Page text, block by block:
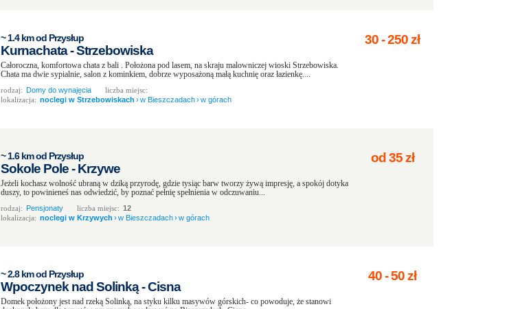
~ 1.4 km od Przysłup
Kurnachata - Strzebowiska
Całoroczna, komfortowa chata z bali . Położona pod lasem, na skraju malowniczej wioski Strzebowiska.
Chata ma dwie sypialnie, salon z kominkiem, dobrze wyposażoną małą kuchnię oraz łazienkę....
rodzaj: Domy do wynajęcia
liczba miejsc:
lokalizacja: noclegi w Strzebowiskach ›w Bieszczadach›w górach
30-250zł
~ 1.6 km od Przysłup
Sokole Pole - Krzywe
Jeżeli kochasz wolność ubraną w dziką przyrodę, gdzie tysiąc barw tworzy żywą impresję, a spokój dotyka
duszy, to powinieneś nas odwiedzić, by poznać pełnię spełnienia w odczuwaniu...
rodzaj: Pensjonaty liczba miejsc: 12
lokalizacja: noclegi w Krzywych ›w Bieszczadach›w górach
od 35zł
~ 2.8 km od Przysłup
Wpoczynek nad Solinką - Cisna
Domek położony jest nad rzeką Solinką, na styku kilku masywów górskich- co powoduje, że stanowi
40-50zł